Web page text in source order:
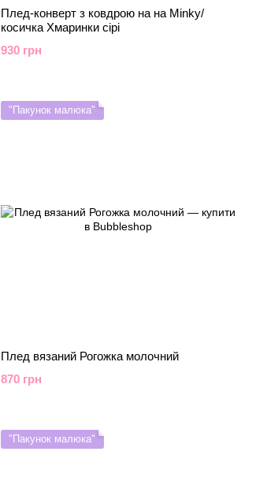
Плед-конверт з ковдрою на на Minky/
косичка Хмаринки сірі
930 грн
"Пакунок малюка"
Плед вязаний Рогожка молочний
870 грн
"Пакунок малюка"